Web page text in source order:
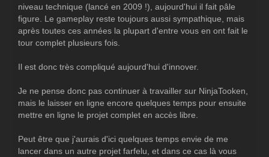
niveau technique (lancé en 2009 !), aujourd'hui il fait pâle
figure. Le gameplay reste toujours aussi sympathique, mais
après toutes ces années la plupart d'entre vous en ont fait le
tour complet plusieurs fois.
Il est donc très compliqué aujourd'hui d'innover.
Je ne pense donc pas continuer à travailler sur NinjaTooken,
mais le laisser en ligne encore quelques temps pour ensuite
mettre en ligne le projet complet en accès libre.
Peut être que j'aurais d'ici quelques temps envie de me
lancer dans un autre projet farfelu, et dans ce cas là vous